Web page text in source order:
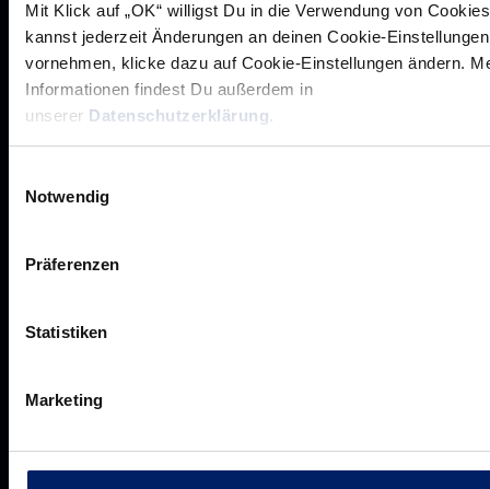
Mit Klick auf „OK“ willigst Du in die Verwendung von
kannst jederzeit Änderungen an deinen Cookie-Einstellungen
vornehmen, klicke dazu auf Cookie-Einstellungen ändern.
Informationen findest Du außerdem in
unserer Datenschutzerklärung.
Notwendig
Präferenzen
Statistiken
Marketing
Werte der Löwen
Historie
Jobs
Werbemöglichkeiten